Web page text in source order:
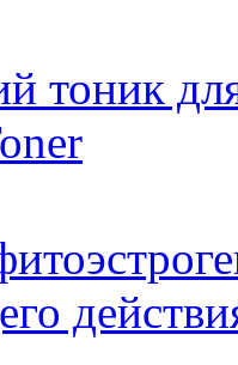
тоник